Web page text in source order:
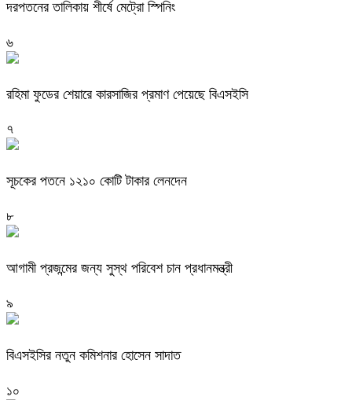
দরপতনের তালিকায় শীর্ষে মেট্রো স্পিনিং
৬
রহিমা ফুডের শেয়ারে কারসাজির প্রমাণ পেয়েছে বিএসইসি
৭
সূচকের পতনে ১২১০ কোটি টাকার লেনদেন
৮
আগামী প্রজন্মের জন্য সুস্থ পরিবেশ চান প্রধানমন্ত্রী
৯
বিএসইসির নতুন কমিশনার হোসেন সাদাত
১০